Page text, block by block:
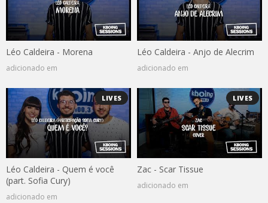
Léo Caldeira - Morena
adicionado em
Léo Caldeira - Anjo de Alecrim
adicionado em
LIVES
Léo Caldeira - Quem é você
(part. Sofia Cury)
adicionado em
LIVES
Zac - Scar Tissue
adicionado em